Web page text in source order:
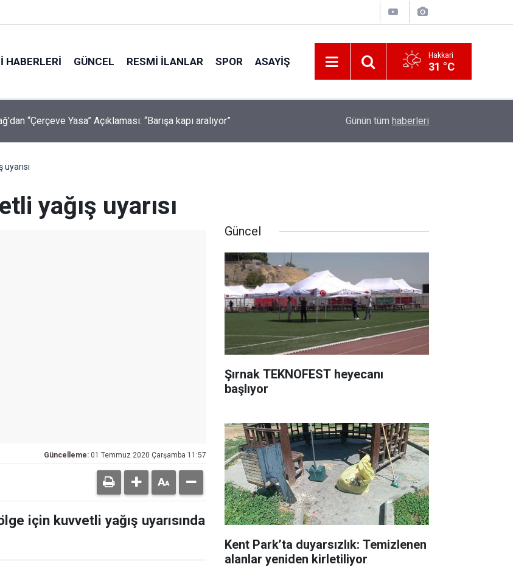
HABERLERI GÜNCEL RESMI İLANLAR SPOR ASAYIŞ Hakkari
31 °C
Aygar ve Kıvanç Uman’ın Ailelerini Hedef Alan
Otomobil refüje çarptı 2 yaralı
Günün tüm haberleri
yağış uyarısı
Güncelleme: 01 Temmuz 2020 Çarşamba 11:57
için kuvvetli yağış uyarısında
Güncel
Şırnak TEKNOFEST heyecanı
başlıyor
Kent Park’ta duyarsızlık: Temizlenen
alanlar yeniden kirletiliyor